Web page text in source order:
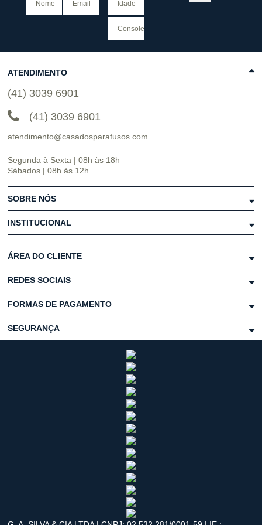
ATENDIMENTO
(41) 3039 6901
(41) 3039 6901
atendimento@casadosparafusos.com
Segunda à Sexta | 08h às 18h
Sábados | 08h às 12h
SOBRE NÓS
INSTITUCIONAL
ÁREA DO CLIENTE
REDES SOCIAIS
FORMAS DE PAGAMENTO
SEGURANÇA